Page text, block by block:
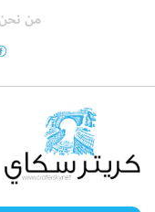
من